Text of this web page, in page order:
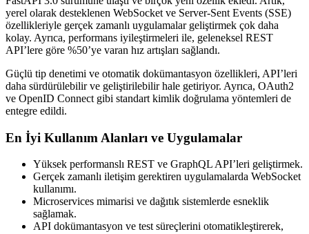
yerel olarak desteklenen WebSocket ve Server-Sent Events (SSE)
özellikleriyle gerçek zamanlı uygulamalar geliştirmek çok daha
kolay. Ayrıca, performans iyileştirmeleri ile, geleneksel REST
API’lere göre %50’ye varan hız artışları sağlandı.
Güçlü tip denetimi ve otomatik dokümantasyon özellikleri, API’leri
daha sürdürülebilir ve geliştirilebilir hale getiriyor. Ayrıca, OAuth2
ve OpenID Connect gibi standart kimlik doğrulama yöntemleri de
entegre edildi.
En İyi Kullanım Alanları ve Uygulamalar
Yüksek performanslı REST ve GraphQL API’leri geliştirmek.
Gerçek zamanlı iletişim gerektiren uygulamalarda WebSocket
kullanımı.
Microservices mimarisi ve dağıtık sistemlerde esneklik
sağlamak.
API dokümantasyon ve test süreçlerini otomatikleştirerek,